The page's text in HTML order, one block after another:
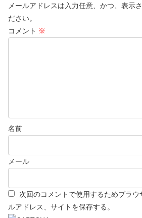
メールアドレスは入力任意、かつ、表示
ださい。
コメント ※
名前
メール
次回のコメントで使用するためブラ
ルアドレス、サイトを保存する。